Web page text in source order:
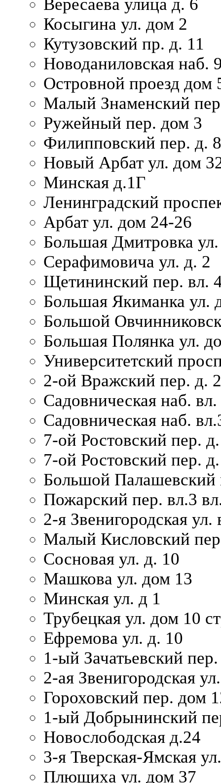
Вересаева улица д. 6
Косыгина ул. дом 2
Кутузовский пр. д. 11
Новоданиловская наб.
Островной проезд дом
Малый Знаменский
Ружейный пер. дом 3
Филипповский пер. д. 8
Новый Арбат ул. дом
Минская д.1Г
Ленинградский
Арбат ул. дом 24-26
Большая Дмитровка
Серафимовича ул. д. 2
Щетининский пер. вл.
Большая Якиманка ул.
Большой
Большая Полянка ул.
Университетский
2-ой Вражский пер. д. 2
Садовническая наб.
Садовническая наб.
7-ой Ростовский пер.
7-ой Ростовский пер.
Большой Палашевский
Пожарский пер. вл.3
2-я Звенигородская ул.
Малый Кисловский
Сосновая ул. д. 10
Машкова ул. дом 13
Минская ул. д 1
Трубецкая ул. дом 10
Ефремова ул. д. 10
1-ый Зачатьевский
2-ая Звенигородская
Гороховский пер. дом
1-ый Добрынинский
Новослободская д.24
3-я Тверская-Ямская
Плющиха ул. дом 37